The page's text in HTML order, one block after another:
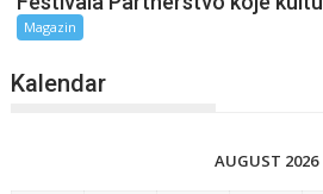
Magazin
Kalendar
AUGUST 2026